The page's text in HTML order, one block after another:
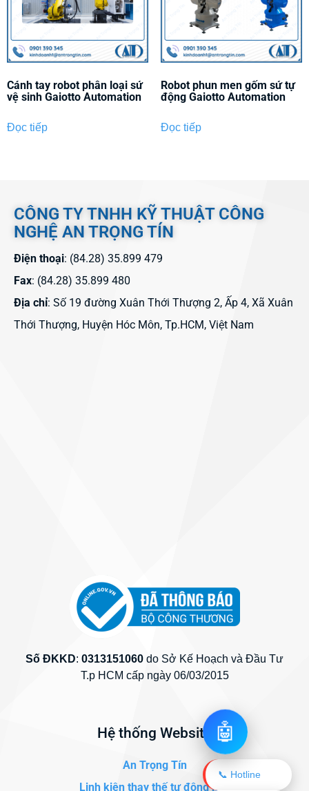
Cánh tay robot phân loại sứ
vệ sinh Gaiotto Automation
Đọc tiếp
Robot phun men gốm sứ tự
động Gaiotto Automation
Đọc tiếp
CÔNG TY TNHH KỸ THUẬT CÔNG
NGHỆ AN TRỌNG TÍN
Điện thoại: (84.28) 35.899 479
Fax: (84.28) 35.899 480
Địa chỉ: Số 19 đường Xuân Thới Thượng 2, Ấp 4, Xã Xuân
Thới Thượng, Huyện Hóc Môn, Tp.HCM, Việt Nam
Số ĐKKD: 0313151060 do Sở Kế Hoạch và Đầu Tư
T.p HCM cấp ngày 06/03/2015
Hệ thống Website
An Trọng Tín
Linh kiện thay thế tự động hóa
🤖
📞 Hotline